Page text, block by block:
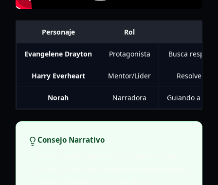
Personaje Rol
Evangelene Drayton Protagonista Busca
Harry Everheart Mentor/Líder Resolver la
Norah Narradora Guiando a los
Consejo Narrativo